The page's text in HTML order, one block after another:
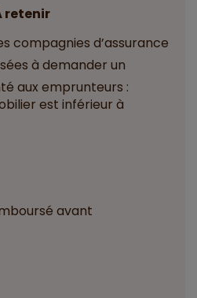
retenir
compagnies d’assurance
à demander un
aux emprunteurs :
est inférieur à
avant